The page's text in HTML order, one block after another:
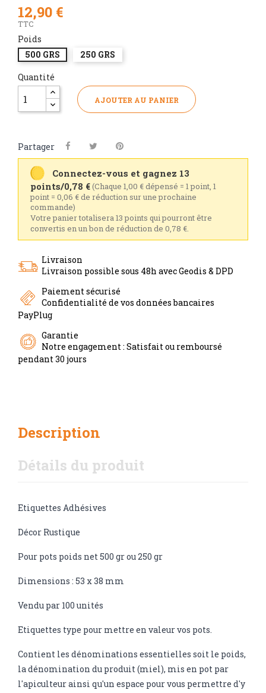
12,90 €
TTC
Poids
500 GRS
250 GRS
Quantité
AJOUTER AU PANIER
Partager
Connectez-vous et gagnez 13
points/0,78 €(Chaque 1,00 € dépensé = 1 point, 1
point = 0,06 € de réduction sur une prochaine
commande)
Votre panier totalisera 13 points qui pourront être
convertis en un bon de réduction de 0,78 €.
Livraison
Livraison possible sous 48h avec Geodis & DPD
Paiement sécurisé
Confidentialité de vos données bancaires
PayPlug
Garantie
Notre engagement : Satisfait ou remboursé
pendant 30 jours
Description
Détails du produit
Etiquettes Adhésives
Décor Rustique
Pour pots poids net 500 gr ou 250 gr
Dimensions : 53 x 38 mm
Vendu par 100 unités
Etiquettes type pour mettre en valeur vos pots.
Contient les dénominations essentielles soit le poids,
la dénomination du produit (miel), mis en pot par
l'apiculteur ainsi qu'un espace pour vous permettre d'y